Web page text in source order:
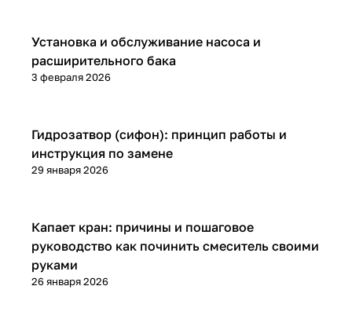
Установка и ремонт
3 февраля 2026
Установка и обслуживание насоса и
расширительного бака
Установка и ремонт
29 января 2026
Гидрозатвор (сифон): принцип работы и
инструкция по замене
Установка и ремонт
26 января 2026
Капает кран: причины и пошаговое
руководство как починить смеситель своими
руками